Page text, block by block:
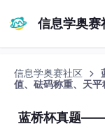
信息学奥赛
信息学奥赛社区
值、砝码称重、天平
蓝桥杯真题——